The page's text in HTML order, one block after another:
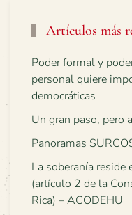
Artículos más
Poder formal y
personal quiere
democráticas
Un gran paso, pero
Panoramas
La soberanía reside
(artículo 2 de la
Rica) – ACODEHU